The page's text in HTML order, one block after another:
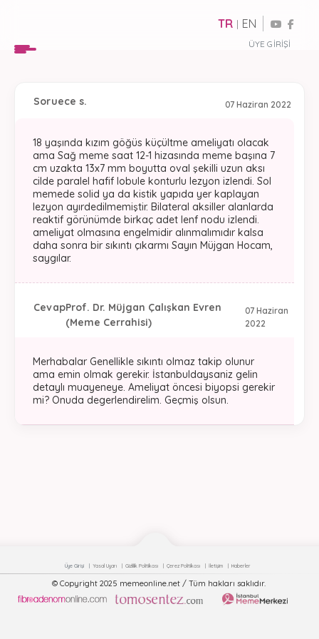
ÜYE GIRIŞI
TR | EN
07 Haziran 2022
Soruece s.
18 yaşında kızım göğüs küçültme ameliyatı olacak
ama Sağ meme saat 12-1 hizasında meme başına 7
cm uzakta 13x7 mm boyutta oval şekilli uzun aksı
cilde paralel hafif lobule konturlu lezyon izlendi. Sol
memede solid ya da kistik yapıda yer kaplayan
lezyon ayırdedilmemiştir. Bilateral aksiller alanlarda
reaktif görünümde birkaç adet lenf nodu izlendi.
ameliyat olmasına engelmidir alınmalımıdır kalsa
daha sonra bir sıkıntı çıkarmı Sayın Müjgan Hocam,
saygılar.
07 Haziran
2022
CevapProf. Dr. Müjgan Çalışkan Evren
(Meme Cerrahisi)
Merhabalar Genellikle sıkıntı olmaz takip olunur
ama emin olmak gerekir. İstanbuldaysaniz gelin
detaylı muayeneye. Ameliyat öncesi biyopsi gerekir
mi? Onuda degerlendirelim. Geçmiş olsun.
Üye Girişi Yasal Uyarı Gizlilik Politikası Çerez Politikası İletişim Haberler
© Copyright 2025 memeonline.net / Tüm hakları saklıdır.